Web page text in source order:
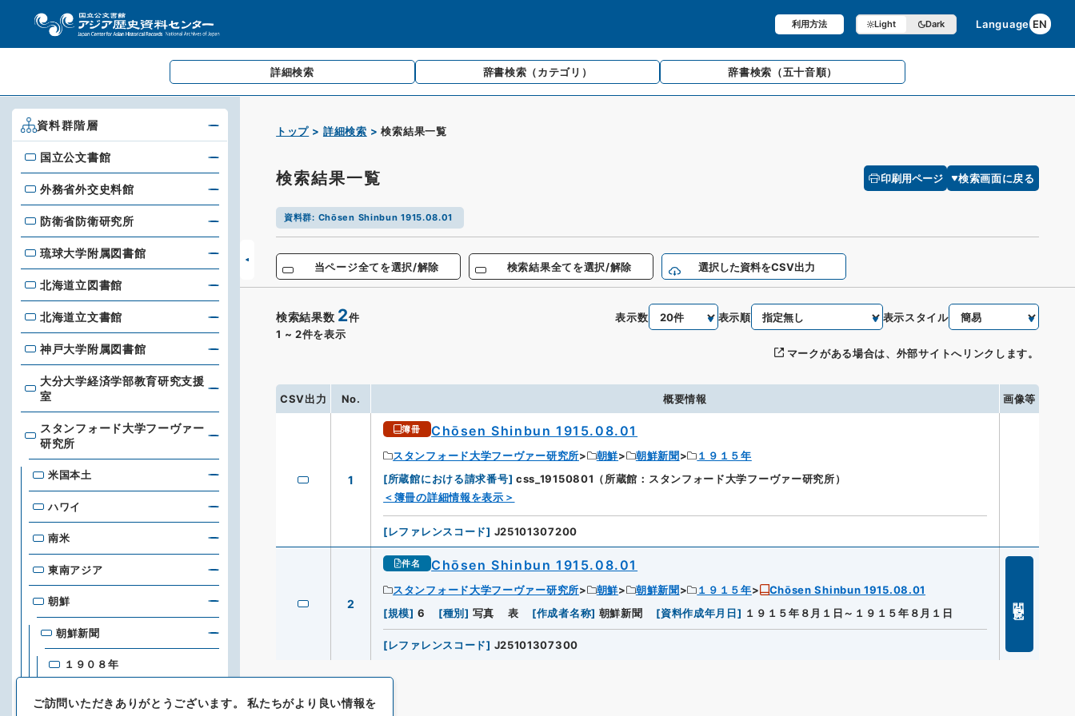
利用方法 Light Dark Language EN
詳細検索 辞書検索 （カテゴリ） 辞書検索 （五十音順）
トップ 詳細検索 検索結果一覧
検索結果一覧 印刷用ページ 検索画面に戻る
資料群: Chōsen Shinbun 1915.08.01
当ページ全てを選択/解除 検索結果全てを選択/解除 選択した資料をCSV出力
検索結果数 2件
1 ~ 2件を表示
表示数 表示順 表示スタイル
マークがある場合は、外部サイトへリンクします。
CSV出力 No. 概要情報 画像等
1
簿冊 Chōsen Shinbun 1915.08.01
スタンフォード大学フーヴァー研究所 朝鮮 朝鮮新聞
１９１５年
[所蔵館における請求番号] css_19150801（所蔵館：スタンフォード大学フーヴァー研究所）
＜簿冊の詳細情報を表示＞
[レファレンスコード] J25101307200
2
件名 Chōsen Shinbun 1915.08.01
スタンフォード大学フーヴァー研究所 朝鮮 朝鮮新聞 １９１５年
Chōsen Shinbun 1915.08.01
[規模] 6 [種別] 写真 表 [作成者名称] 朝鮮新聞 [資料作成年月日] １９１５年８月１日～１９１５年８月１日
[レファレンスコード] J25101307300
資料群階層
国立公文書館
国立公文書館
外務省外交史料館
外務省外交史料館
防衛省防衛研究所
防衛省防衛研究所
琉球大学附属図書館
琉球大学附属図書館
北海道立図書館
北海道立図書館
北海道立文書館
北海道立文書館
神戸大学附属図書館
神戸大学附属図書館
大分大学経済学部教育研究支援室
大分大学経済学部教育研究支援
室
スタンフォード大学フーヴァー研究所
スタンフォード大学フーヴァー
研究所
米国本土
ハワイ
南米
東南アジア
朝鮮
朝鮮新聞
１９０８年
１９０９年
ご訪問いただきありがとうございます。私たちがより良い情報を